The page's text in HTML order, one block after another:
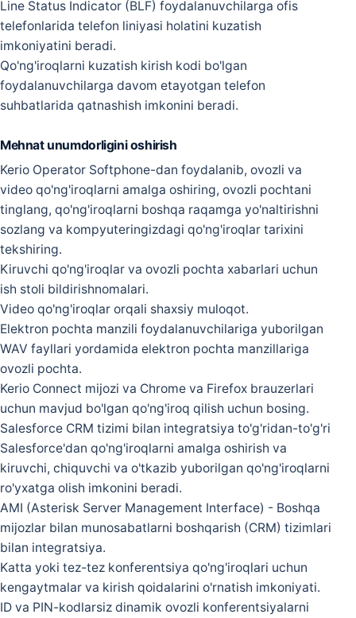
Line Status Indicator (BLF) foydalanuvchilarga ofis
telefonlarida telefon liniyasi holatini kuzatish
imkoniyatini beradi.
Qo'ng'iroqlarni kuzatish kirish kodi bo'lgan
foydalanuvchilarga davom etayotgan telefon
suhbatlarida qatnashish imkonini beradi.
Mehnat unumdorligini oshirish
Kerio Operator Softphone-dan foydalanib, ovozli va
video qo'ng'iroqlarni amalga oshiring, ovozli pochtani
tinglang, qo'ng'iroqlarni boshqa raqamga yo'naltirishni
sozlang va kompyuteringizdagi qo'ng'iroqlar tarixini
tekshiring.
Kiruvchi qo'ng'iroqlar va ovozli pochta xabarlari uchun
ish stoli bildirishnomalari.
Video qo'ng'iroqlar orqali shaxsiy muloqot.
Elektron pochta manzili foydalanuvchilariga yuborilgan
WAV fayllari yordamida elektron pochta manzillariga
ovozli pochta.
Kerio Connect mijozi va Chrome va Firefox brauzerlari
uchun mavjud bo'lgan qo'ng'iroq qilish uchun bosing.
Salesforce CRM tizimi bilan integratsiya to'g'ridan-to'g'ri
Salesforce'dan qo'ng'iroqlarni amalga oshirish va
kiruvchi, chiquvchi va o'tkazib yuborilgan qo'ng'iroqlarni
ro'yxatga olish imkonini beradi.
AMI (Asterisk Server Management Interface) - Boshqa
mijozlar bilan munosabatlarni boshqarish (CRM) tizimlari
bilan integratsiya.
Katta yoki tez-tez konferentsiya qo'ng'iroqlari uchun
kengaytmalar va kirish qoidalarini o'rnatish imkoniyati.
ID va PIN-kodlarsiz dinamik ovozli konferentsiyalarni